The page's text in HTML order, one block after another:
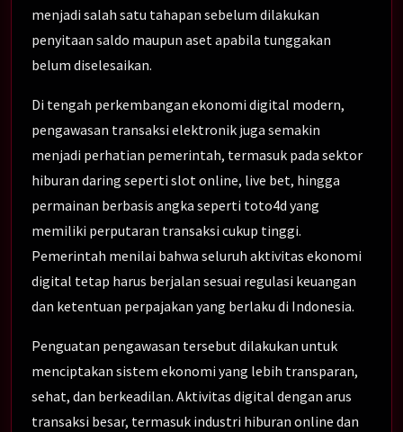
menjadi salah satu tahapan sebelum dilakukan
penyitaan saldo maupun aset apabila tunggakan
belum diselesaikan.
Di tengah perkembangan ekonomi digital modern,
pengawasan transaksi elektronik juga semakin
menjadi perhatian pemerintah, termasuk pada sektor
hiburan daring seperti slot online, live bet, hingga
permainan berbasis angka seperti toto4d yang
memiliki perputaran transaksi cukup tinggi.
Pemerintah menilai bahwa seluruh aktivitas ekonomi
digital tetap harus berjalan sesuai regulasi keuangan
dan ketentuan perpajakan yang berlaku di Indonesia.
Penguatan pengawasan tersebut dilakukan untuk
menciptakan sistem ekonomi yang lebih transparan,
sehat, dan berkeadilan. Aktivitas digital dengan arus
transaksi besar, termasuk industri hiburan online dan